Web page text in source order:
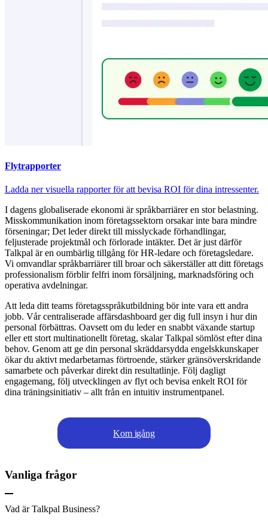
Flytrapporter
Ladda ner visuella rapporter för att bevisa ROI för dina intressenter.
I dagens globaliserade ekonomi är språkbarriärer en stor belastning.
Misskommunikation inom företagssektorn orsakar inte bara mindre
förseningar; Det leder direkt till misslyckade förhandlingar,
feljusterade projektmål och förlorade intäkter. Det är just därför
Talkpal är en oumbärlig tillgång för HR-ledare och företagsledare.
Vi omvandlar språkbarriärer till broar och säkerställer att ditt företags
professionalism förblir felfri inom försäljning, marknadsföring och
operativa avdelningar.
Att leda ditt teams företagsspråkutbildning bör inte vara ett andra
jobb. Vår centraliserade affärsdashboard ger dig full insyn i hur din
personal förbättras. Oavsett om du leder en snabbt växande startup
eller ett stort multinationellt företag, skalar Talkpal sömlöst efter dina
behov. Genom att ge din personal skräddarsydda engelskkunskaper
ökar du aktivt medarbetarnas förtroende, stärker gränsöverskridande
samarbete och påverkar direkt din resultatlinje. Följ dagligt
engagemang, följ utvecklingen av flyt och bevisa enkelt ROI för
dina träningsinitiativ – allt från en intuitiv instrumentpanel.
Kom igång
Vanliga frågor
Vad är Talkpal Business?